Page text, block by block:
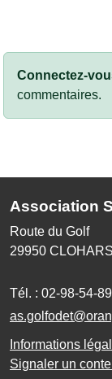
Connectez-
commentaires.
Association
Route du Golf
29950
Tél. : 02-98-54-
Informations
Signaler un